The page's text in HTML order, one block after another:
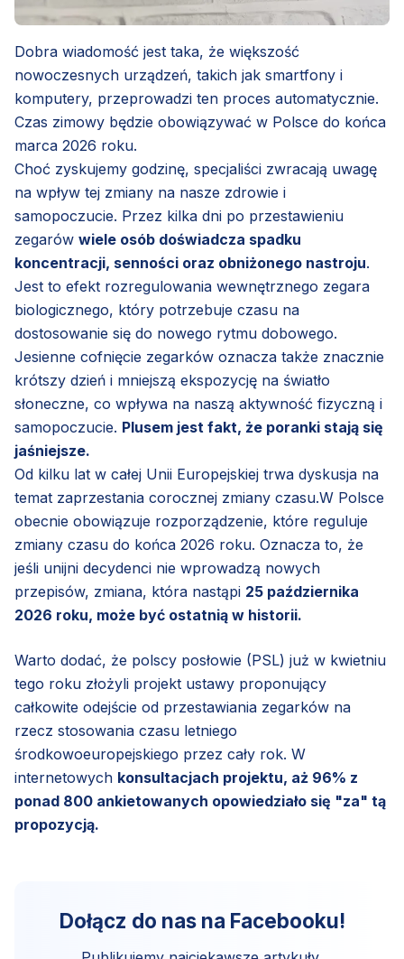
Dobra wiadomość jest taka, że większość
nowoczesnych urządzeń, takich jak smartfony i
komputery, przeprowadzi ten proces automatycznie.
Czas zimowy będzie obowiązywać w Polsce do końca
marca 2026 roku.
Choć zyskujemy godzinę, specjaliści zwracają uwagę
na wpływ tej zmiany na nasze zdrowie i
samopoczucie. Przez kilka dni po przestawieniu
zegarów wiele osób doświadcza spadku
koncentracji, senności oraz obniżonego nastroju.
Jest to efekt rozregulowania wewnętrznego zegara
biologicznego, który potrzebuje czasu na
dostosowanie się do nowego rytmu dobowego.
Jesienne cofnięcie zegarków oznacza także znacznie
krótszy dzień i mniejszą ekspozycję na światło
słoneczne, co wpływa na naszą aktywność fizyczną i
samopoczucie. Plusem jest fakt, że poranki stają się
jaśniejsze.
Od kilku lat w całej Unii Europejskiej trwa dyskusja na
temat zaprzestania corocznej zmiany czasu.W Polsce
obecnie obowiązuje rozporządzenie, które reguluje
zmiany czasu do końca 2026 roku. Oznacza to, że
jeśli unijni decydenci nie wprowadzą nowych
przepisów, zmiana, która nastąpi 25 października
2026 roku, może być ostatnią w historii.
Warto dodać, że polscy posłowie (PSL) już w kwietniu
tego roku złożyli projekt ustawy proponujący
całkowite odejście od przestawiania zegarków na
rzecz stosowania czasu letniego
środkowoeuropejskiego przez cały rok. W
internetowych konsultacjach projektu, aż 96% z
ponad 800 ankietowanych opowiedziało się "za" tą
propozycją.
Dołącz do nas na Facebooku!